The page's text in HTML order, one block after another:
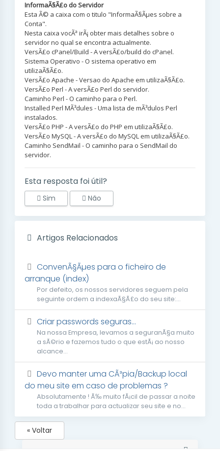
InformaÃ§Ã£o do Servidor
Esta Ã© a caixa com o titulo "InformaÃ§Ãµes sobre a
Conta".
Nesta caixa vocÃª irÃ¡ obter mais detalhes sobre o
servidor no qual se encontra actualmente.
VersÃ£o cPanel/Build - A versÃ£o/build do cPanel.
Sistema Operativo - O sistema operativo em
utilizaÃ§Ã£o.
VersÃ£o Apache - Versao do Apache em utilizaÃ§Ã£o.
VersÃ£o Perl - A versÃ£o Perl do servidor.
Caminho Perl - O caminho para o Perl.
Installed Perl MÃ³dules - Uma lista de mÃ³dulos Perl
instalados.
VersÃ£o PHP - A versÃ£o do PHP em utilizaÃ§Ã£o.
VersÃ£o MySQL - A versÃ£o do MySQL em utilizaÃ§Ã£o.
Caminho SendMail - O caminho para o SendMail do
servidor.
Esta resposta foi útil?
Sim Não
Artigos Relacionados
ConvenÃ§Ãµes para o ficheiro de
arranque (index)
Por defeito, os nossos servidores seguem pela
seguinte ordem a indexaÃ§Ã£o do seu site:...
Criar passwords seguras...
Na nossa Empresa, levamos a seguranÃ§a muito
a sÃ©rio e fazemos tudo o que estÃ¡ ao nosso
alcance...
Devo manter uma CÃ³pia/Backup local
do meu site em caso de problemas ?
Absolutamente ! Ã‰ muito fÃ¡cil de passar a noite
toda a trabalhar para actualizar seu site e no...
« Voltar